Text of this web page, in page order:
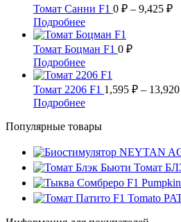
странице
товара.
Опции
можно
–
имеет
несколько
вариаций.
Опции
можно
выбрать
на
странице
товара.
Томат Санни F1 0 ₽ – 9,425 ₽
ПодробнееЭтот
товар
имеет
несколько
вариаций.
Опции
можно
выбрать
странице
Томат Боцман F1 0 ₽
ПодробнееЭтот
товар
имеет
несколько
вариаций.
Опции
выбрать
на
странице
товара.
Томат 2206 F1 1,595 ₽ – 13,920
ПодробнееЭтот
имеет
вариаций.
Опции
можно
выбрать
на
Популярные товары
Томат
Tomato